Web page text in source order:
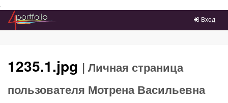
Преейти на главное меню
Вход
1235.1.jpg | Личная страница
пользователя Мотрена Васильевна